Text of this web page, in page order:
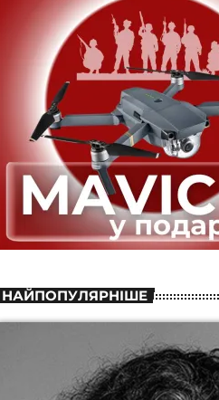
НАЙПОПУЛЯРНІШЕ